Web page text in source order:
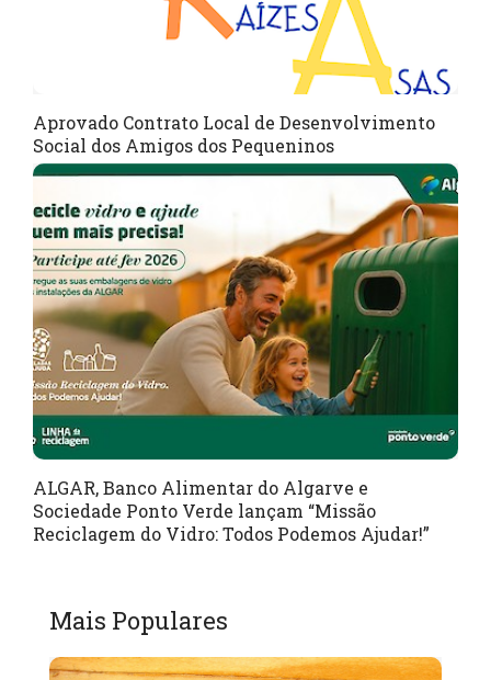
Aprovado Contrato Local de Desenvolvimento
Social dos Amigos dos Pequeninos
ALGAR, Banco Alimentar do Algarve e
Sociedade Ponto Verde lançam “Missão
Reciclagem do Vidro: Todos Podemos Ajudar!”
Mais Populares